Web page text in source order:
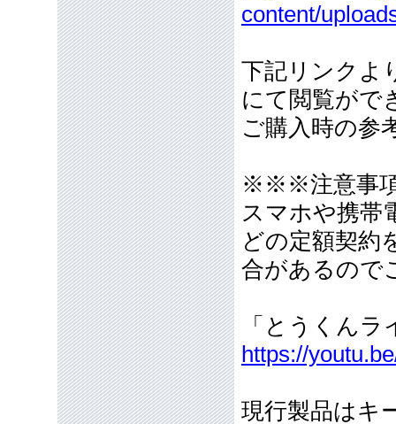
content/
下記リンクよ
にて閲覧がで
ご購入時の参
※※※注意事
スマホや携帯
どの定額契約
合があるので
「とうくん
https://
現行製品はキ